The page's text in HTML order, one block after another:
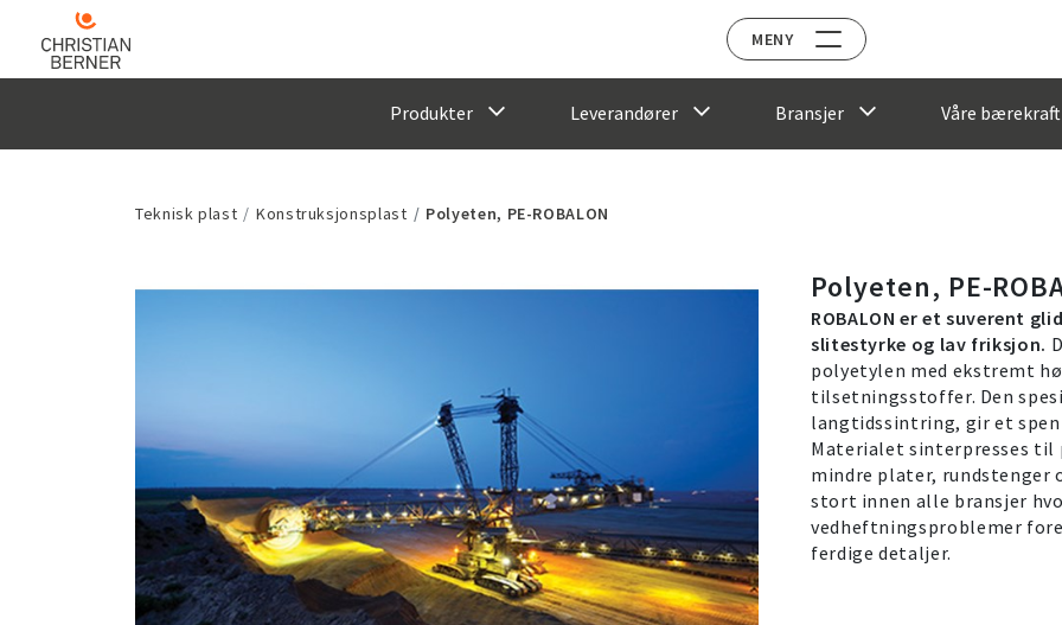
MENY
Produkter Leverandører Bransjer Våre
Teknisk plast Konstruksjonsplast Polyeten, PE-ROBALON
Polyeten, PE-
ROBALON er et suverent
slitestyrke og lav friksjon.
polyetylen med ekstremt
tilsetningsstoffer. Den
langtidssintring, gir et
Materialet sinterpresses til
mindre plater, rundstenger
stort innen alle bransjer
vedheftningsproblemer
ferdige detaljer.